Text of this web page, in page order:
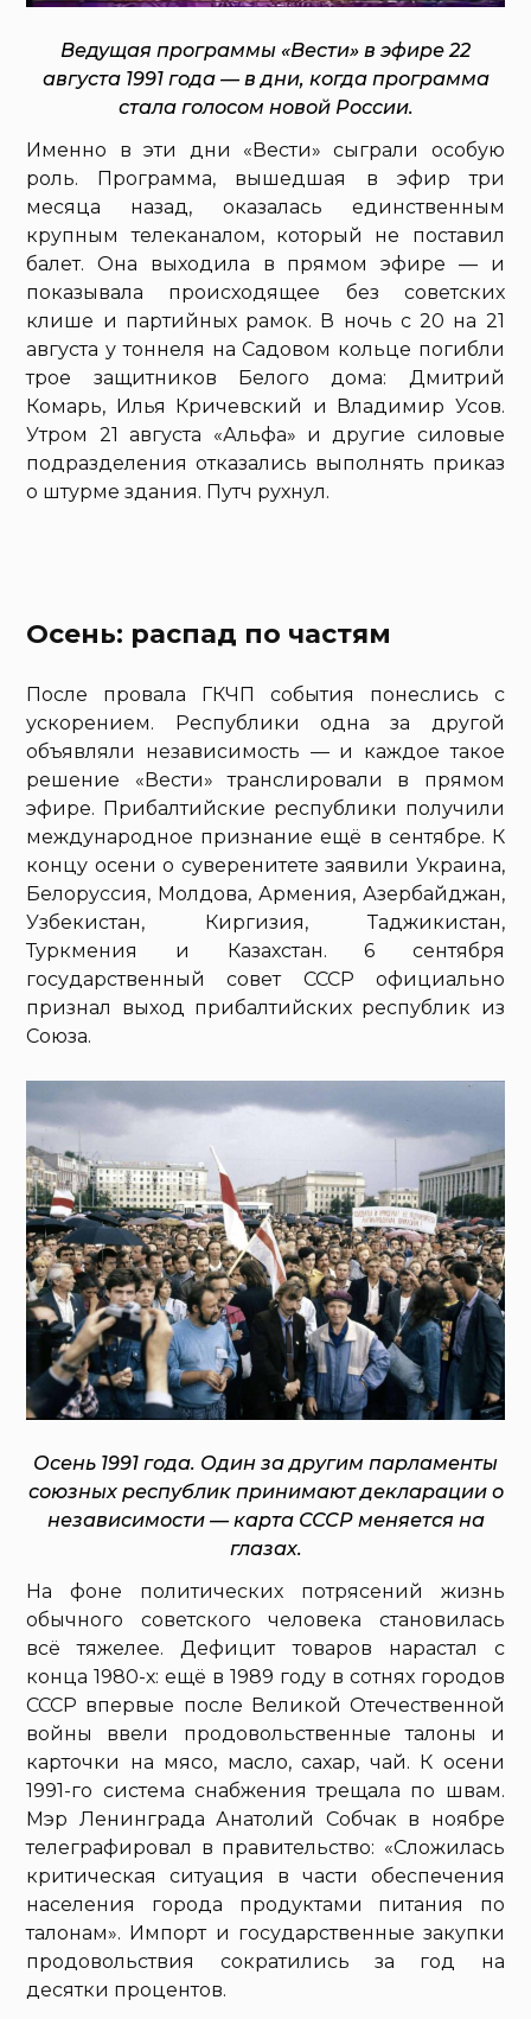
Ведущая программы «Вести» в эфире 22
августа 1991 года — в дни, когда программа
стала голосом новой России.
Именно в эти дни «Вести» сыграли особую
роль. Программа, вышедшая в эфир три
месяца назад, оказалась единственным
крупным телеканалом, который не поставил
балет. Она выходила в прямом эфире — и
показывала происходящее без советских
клише и партийных рамок. В ночь с 20 на 21
августа у тоннеля на Садовом кольце погибли
трое защитников Белого дома: Дмитрий
Комарь, Илья Кричевский и Владимир Усов.
Утром 21 августа «Альфа» и другие силовые
подразделения отказались выполнять приказ
о штурме здания. Путч рухнул.
Осень: распад по частям
После провала ГКЧП события понеслись с
ускорением. Республики одна за другой
объявляли независимость — и каждое такое
решение «Вести» транслировали в прямом
эфире. Прибалтийские республики получили
международное признание ещё в сентябре. К
концу осени о суверенитете заявили Украина,
Белоруссия, Молдова, Армения, Азербайджан,
Узбекистан, Киргизия, Таджикистан,
Туркмения и Казахстан. 6 сентября
государственный совет СССР официально
признал выход прибалтийских республик из
Союза.
Осень 1991 года. Один за другим парламенты
союзных республик принимают декларации о
независимости — карта СССР меняется на
глазах.
На фоне политических потрясений жизнь
обычного советского человека становилась
всё тяжелее. Дефицит товаров нарастал с
конца 1980-х: ещё в 1989 году в сотнях городов
СССР впервые после Великой Отечественной
войны ввели продовольственные талоны и
карточки на мясо, масло, сахар, чай. К осени
1991-го система снабжения трещала по швам.
Мэр Ленинграда Анатолий Собчак в ноябре
телеграфировал в правительство: «Сложилась
критическая ситуация в части обеспечения
населения города продуктами питания по
талонам». Импорт и государственные закупки
продовольствия сократились за год на
десятки процентов.